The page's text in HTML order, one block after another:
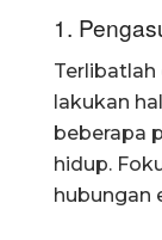
1.
Terlibatlah
lakukan
beberapa
hidup.
hubungan